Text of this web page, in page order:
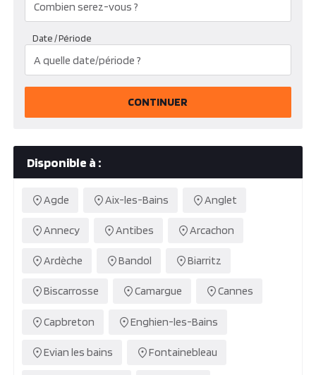
Date / Période
CONTINUER
Disponible à :
Agde Aix-les-Bains Anglet
Annecy Antibes Arcachon
Ardèche Bandol Biarritz
Biscarrosse Camargue Cannes
Capbreton Enghien-les-Bains
Evian les bains Fontainebleau